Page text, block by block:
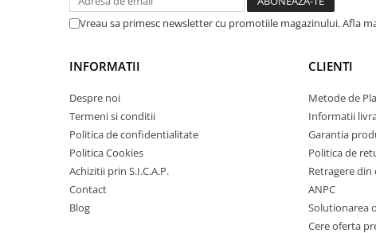
► Accesorii auto
■ Huse scaune auto
■ Tavite auto portbagaj
■ Covorase/presuri auto
■ Becuri auto
■ Accesorii auto interior
■ Accesorii auto exterior
Vreau sa primesc newsletter cu promotiile magazinului. Afla
INFORMATII
Despre noi
Termeni si conditii
Politica de confidentialitate
Politica Cookies
Achizitii prin S.I.C.A.P.
Contact
Blog
CLIENTI
Metode de
Informatii
Garantia
Politica de
Retragere
ANPC
Solutionarea
Cere oferta